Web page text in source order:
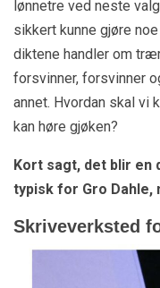
lønnetre ved neste
sikkert kunne gjøre
diktene handler om
forsvinner, forsvinner
annet. Hvordan skal vi
kan høre gjøken?
Kort sagt, det blir en
typisk for Gro Dahle,
Skriveverksted